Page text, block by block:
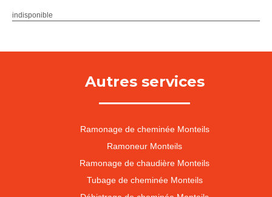
indisponible
Autres services
Ramonage de cheminée Monteils
Ramoneur Monteils
Ramonage de chaudière Monteils
Tubage de cheminée Monteils